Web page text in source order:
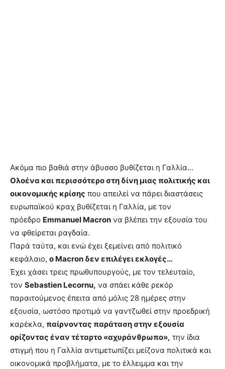
Ακόμα πιο βαθιά στην άβυσσο βυθίζεται η Γαλλία…
Oλοένα και περισσότερο στη δίνη μιας πολιτικής και
οικονομικής κρίσης που απειλεί να πάρει διαστάσεις
ευρωπαϊκού κραχ βυθίζεται η Γαλλία, με τον
πρόεδρο Emmanuel Macron να βλέπει την εξουσία του
να φθείρεται ραγδαία.
Παρά ταύτα, και ενώ έχει ξεμείνει από πολιτικό
κεφάλαιο, ο Macron δεν επιλέγει εκλογές…
Έχει χάσει τρεις πρωθυπουργούς, με τον τελευταίο,
τον Sebastien Lecornu, να σπάει κάθε ρεκόρ
παραιτούμενος έπειτα από μόλις 28 ημέρες στην
εξουσία, ωστόσο προτιμά να γαντζωθεί στην προεδρική
καρέκλα, παίρνοντας παράταση στην εξουσία
ορίζοντας έναν τέταρτο «αχυράνθρωπο», την ίδια
στιγμή που η Γαλλία αντιμετωπίζει μείζονα πολιτικά και
οικονομικά προβλήματα, με το έλλειμμα και την